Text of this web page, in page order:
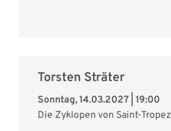
Torsten Sträter
Sonntag, 14.03.2027 | 19:00
Die Zyklopen von Saint-Tropez